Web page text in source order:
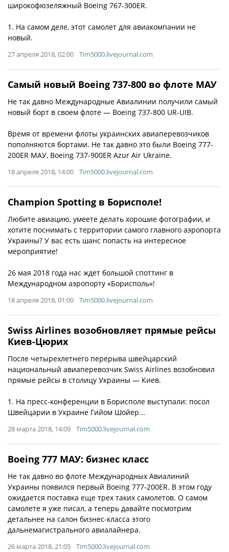
широкофюзеляжный Boeing 767-300ER.
1. На самом деле, этот самолет для авиакомпании не
новый.
27 апреля 2018, 02:00 Tim5000.livejournal.com
Самый новый Boeing 737-800 во флоте МАУ
Не так давно Международные Авиалинии получили самый
новый борт в своем флоте — Boeing 737-800 UR-UIB.
Время от времени флоты украинских авиаперевозчиков
пополняются бортами. Не так давно это были Boeing 777-
200ER МАУ, Boeing 737-900ER Azur Air Ukraine.
18 апреля 2018, 14:00 Tim5000.livejournal.com
Champion Spotting в Борисполе!
Любите авиацию, умеете делать хорошие фотографии, и
хотите поснимать с территории самого главного аэропорта
Украины? У вас есть шанс попасть на интересное
мероприятие!
26 мая 2018 года нас ждет большой споттинг в
Международном аэропорту «Борисполь»!
18 апреля 2018, 01:00 Tim5000.livejournal.com
Swiss Airlines возобновляет прямые рейсы
Киев-Цюрих
После четырехлетнего перерыва швейцарский
национальный авиаперевозчик Swiss Airlines возобновил
прямые рейсы в столицу Украины — Киев.
1. На пресс-конференции в Борисполе выступали: посол
Швейцарии в Украине Гийом Шойер...
28 марта 2018, 14:09 Tim5000.livejournal.com
Boeing 777 МАУ: бизнес класс
Не так давно во флоте Международных Авиалиний
Украины появился первый Boeing 777-200ER. В этом году
ожидается поставка еще трех таких самолетов. О самом
самолете я уже писал, а теперь давайте посмотрим
детальнее на салон бизнес-класса этого
дальнемагистрального авиалайнера.
26 марта 2018, 21:05 Tim5000.livejournal.com